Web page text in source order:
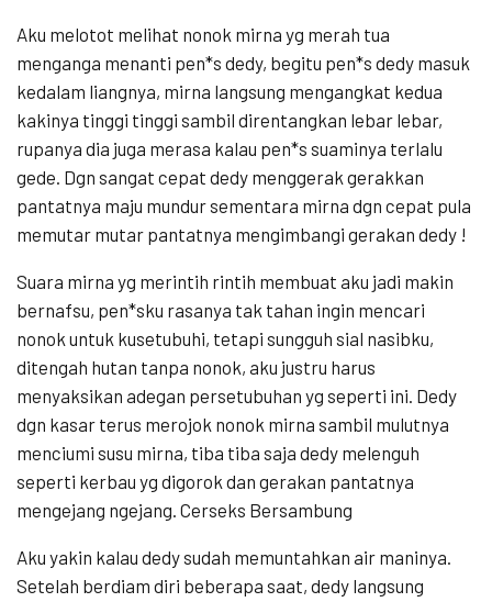
Aku melotot melihat nonok mirna yg merah tua
menganga menanti pen*s dedy, begitu pen*s dedy masuk
kedalam liangnya, mirna langsung mengangkat kedua
kakinya tinggi tinggi sambil direntangkan lebar lebar,
rupanya dia juga merasa kalau pen*s suaminya terlalu
gede. Dgn sangat cepat dedy menggerak gerakkan
pantatnya maju mundur sementara mirna dgn cepat pula
memutar mutar pantatnya mengimbangi gerakan dedy !
Suara mirna yg merintih rintih membuat aku jadi makin
bernafsu, pen*sku rasanya tak tahan ingin mencari
nonok untuk kusetubuhi, tetapi sungguh sial nasibku,
ditengah hutan tanpa nonok, aku justru harus
menyaksikan adegan persetubuhan yg seperti ini. Dedy
dgn kasar terus merojok nonok mirna sambil mulutnya
menciumi susu mirna, tiba tiba saja dedy melenguh
seperti kerbau yg digorok dan gerakan pantatnya
mengejang ngejang. Cerseks Bersambung
Aku yakin kalau dedy sudah memuntahkan air maninya.
Setelah berdiam diri beberapa saat, dedy langsung